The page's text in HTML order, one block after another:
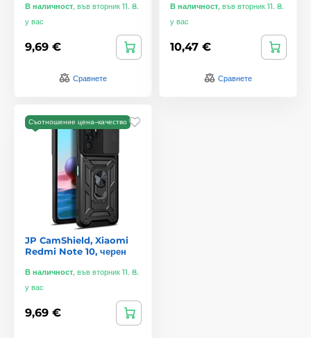
В наличност, във вторник 11. 8.
у вас
9,69 €
Сравнете
В наличност, във вторник 11. 8.
у вас
10,47 €
Сравнете
Съотношение цена–качество
JP CamShield, Xiaomi
Redmi Note 10, черен
В наличност, във вторник 11. 8.
у вас
9,69 €